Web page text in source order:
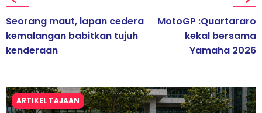
Seorang maut, lapan cedera
kemalangan babitkan tujuh
kenderaan
MotoGP :Quartararo
kekal bersama
Yamaha 2026
ARTIKEL TAJAAN